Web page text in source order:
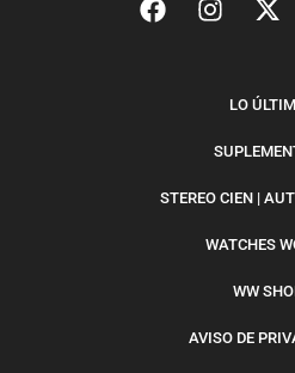
LO
STEREO CIEN |
WATCHES
WW
AVISO DE